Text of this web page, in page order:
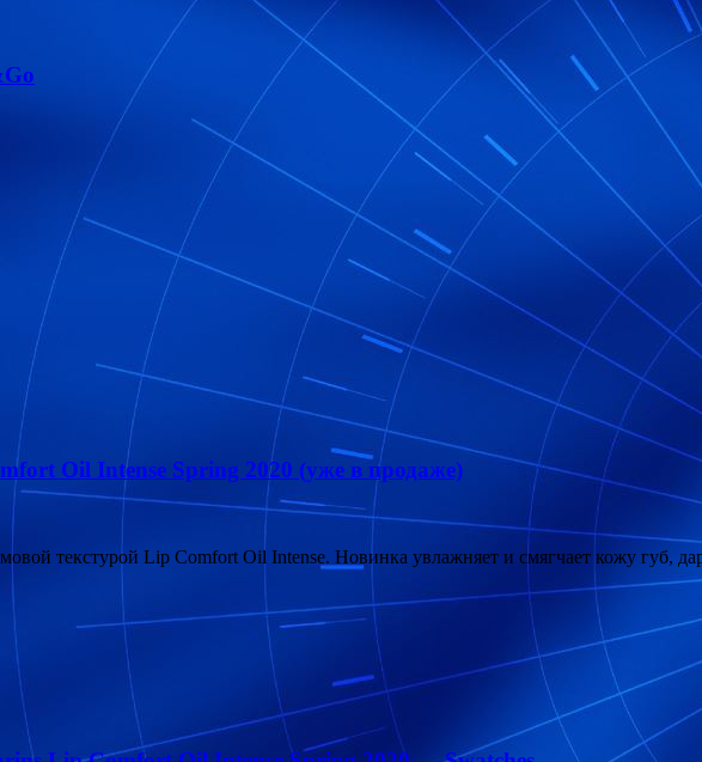
Oil Intense Spring 2020 (уже в продаже)
текстурой Lip Сomfort Oil Intense. Новинка увлажняет и смягчает кожу губ,